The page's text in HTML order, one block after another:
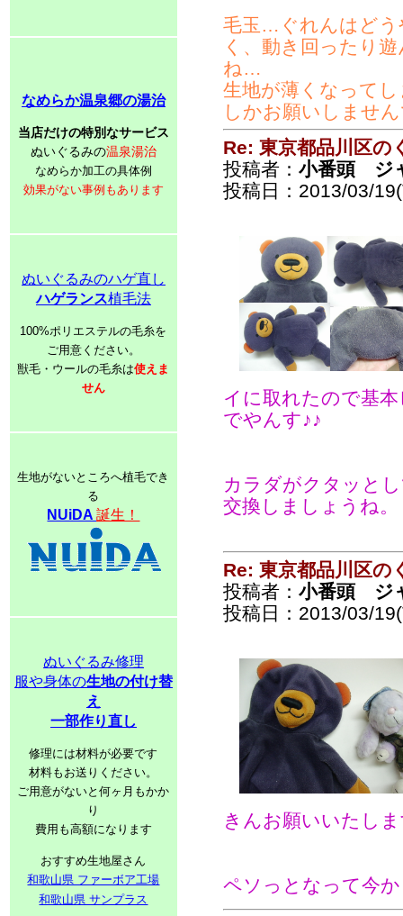
なめらか温泉郷の湯治
当店だけの特別なサービス
ぬいぐるみの温泉湯治
なめらか加工の具体例
効果がない事例もあります
ぬいぐるみのハゲ直し
ハゲランス植毛法
100%ポリエステルの毛糸を
ご用意ください。
獣毛・ウールの毛糸は使えま
せん
生地がないところへ植毛でき
る
NUiDA誕生！
ぬいぐるみ修理
服や身体の生地の付け替
え
一部作り直し
修理には材料が必要です
材料もお送りください。
ご用意がないと何ヶ月もかか
り
費用も高額になります
おすすめ生地屋さん
和歌山県 ファーボア工場
和歌山県 サンプラス
毛玉…ぐれんはどう
く、動き回ったり
ね…
生地が薄くなって
しかお願いしませ
Re: 東京都品川区の
投稿者： 小番頭 ジ
投稿日：2013/03/
イに取れたので基
でやんす♪♪
カラダがクタッと
交換しましょうね。
Re: 東京都品川区の
投稿者： 小番頭 ジ
投稿日：2013/03/
きんお願いいたし
ペソっとなって今